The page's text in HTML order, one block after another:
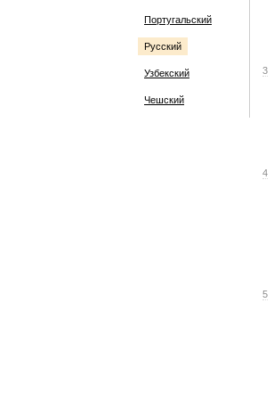
Португальский
Русский
Узбекский
Чешский
3
4
5